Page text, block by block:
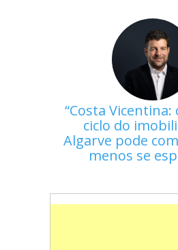
Costa
ciclo do
Algarve pode
menos se